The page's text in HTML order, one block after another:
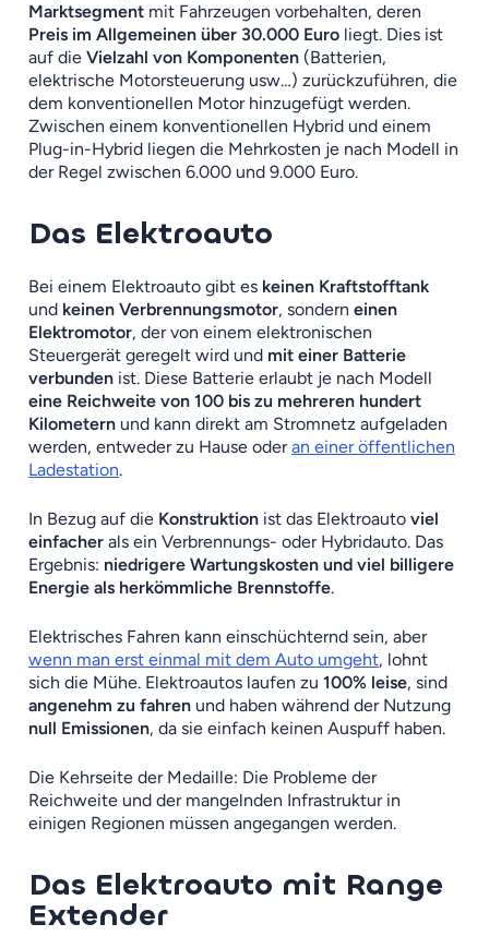
Marktsegment mit Fahrzeugen vorbehalten, deren
Preis im Allgemeinen über 30.000 Euro liegt. Dies ist
auf die Vielzahl von Komponenten (Batterien,
elektrische Motorsteuerung usw…) zurückzuführen, die
dem konventionellen Motor hinzugefügt werden.
Zwischen einem konventionellen Hybrid und einem
Plug-in-Hybrid liegen die Mehrkosten je nach Modell in
der Regel zwischen 6.000 und 9.000 Euro.
Das Elektroauto
Bei einem Elektroauto gibt es keinen Kraftstofftank
und keinen Verbrennungsmotor, sondern einen
Elektromotor, der von einem elektronischen
Steuergerät geregelt wird und mit einer Batterie
verbunden ist. Diese Batterie erlaubt je nach Modell
eine Reichweite von 100 bis zu mehreren hundert
Kilometern und kann direkt am Stromnetz aufgeladen
werden, entweder zu Hause oderan einer öffentlichen
Ladestation.
In Bezug auf die Konstruktion ist das Elektroauto viel
einfacher als ein Verbrennungs- oder Hybridauto. Das
Ergebnis: niedrigere Wartungskosten und viel billigere
Energie als herkömmliche Brennstoffe.
Elektrisches Fahren kann einschüchternd sein, aber
wenn man erst einmal mit dem Auto umgeht, lohnt
sich die Mühe. Elektroautos laufen zu 100% leise, sind
angenehm zu fahren und haben während der Nutzung
null Emissionen, da sie einfach keinen Auspuff haben.
Die Kehrseite der Medaille: Die Probleme der
Reichweite und der mangelnden Infrastruktur in
einigen Regionen müssen angegangen werden.
Das Elektroauto mit Range
Extender